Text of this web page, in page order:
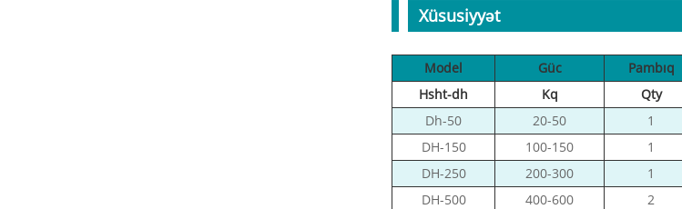
Xüsusiyyət
Model Güc Pambıq
Hsht-dh
Kq Qty
Dh-50
20-50 1
DH-150
100-150 1
DH-250
200-300 1
DH-500
400-600 2